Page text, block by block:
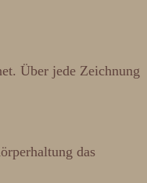
Über jede Zeichnung
das